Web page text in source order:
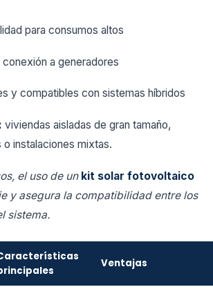
para consumos altos
conexión a generadores
y compatibles con sistemas híbridos
viviendas aisladas de gran tamaño,
instalaciones mixtas.
el uso de un kit solar fotovoltaico
y asegura la compatibilidad entre los
sistema.
Ventajas